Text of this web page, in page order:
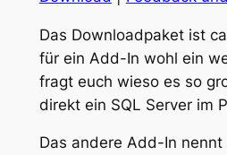
Das Downloadpaket ist
für ein Add-In wohl ein
fragt euch wieso es so
direkt ein SQL Server im
Das andere Add-In nennt